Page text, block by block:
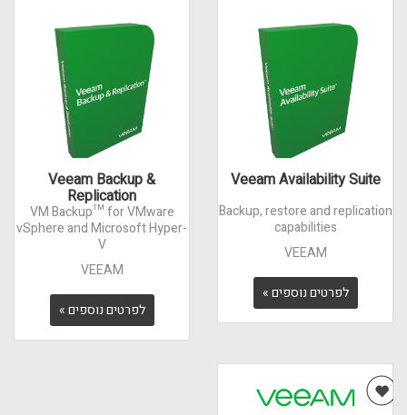
Veeam Availability Suite
Backup, restore and replication
capabilities
VEEAM
לפרטים נוספים »
Veeam Backup &
Replication
VM Backup™ for VMware
vSphere and Microsoft Hyper-
V
VEEAM
לפרטים נוספים »